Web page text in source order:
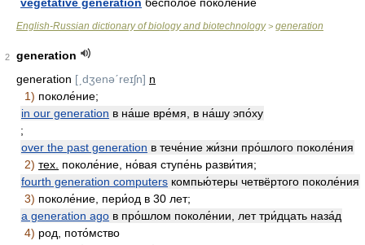
English-Russian dictionary of biology and biotechnology> generation
2
generation
generation [ˏdʒenəˊreɪʃn] n
1) поколе́ние;
in our generation в на́ше вре́мя, в на́шу эпо́ху
;
over the past generation в тече́ние жи́зни про́шлого поколе́ния
2) тех. поколе́ние, но́вая ступе́нь разви́тия;
fourth generation computers компью́теры четвёртого поколе́ния
3) поколе́ние, пери́од в 30 лет;
a generation ago в про́шлом поколе́нии, лет три́дцать наза́д
4) род, пото́мство